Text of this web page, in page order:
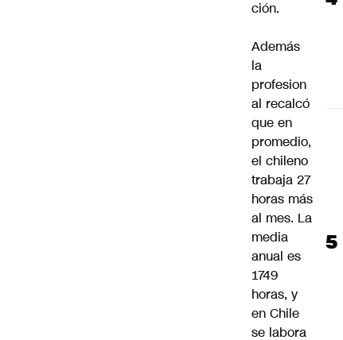
ción.
Además
la
profesion
al recalcó
que en
promedio,
el chileno
trabaja 27
horas más
al mes. La
media
anual es
1749
horas, y
en Chile
se labora